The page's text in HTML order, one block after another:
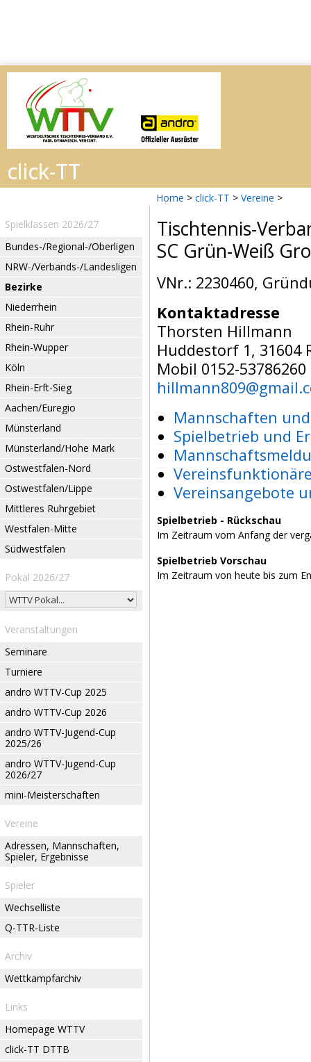
Home > click-TT > Vereine >
Spielklassen 2026/27
Bundes-/Regional-/Oberligen
NRW-/Verbands-/Landesligen
Bezirke
Niederrhein
Rhein-Ruhr
Rhein-Wupper
Köln
Rhein-Erft-Sieg
Aachen/Euregio
Münsterland
Münsterland/Hohe Mark
Ostwestfalen-Nord
Ostwestfalen/Lippe
Mittleres Ruhrgebiet
Westfalen-Mitte
Südwestfalen
Pokal 2026/27
Veranstaltungen
Seminare
Turniere
andro WTTV-Cup 2025
andro WTTV-Cup 2026
andro WTTV-Jugend-Cup
2025/26
andro WTTV-Jugend-Cup
2026/27
mini-Meisterschaften
Vereine
Adressen, Mannschaften,
Spieler, Ergebnisse
Spieler
Wechselliste
Q-TTR-Liste
Archiv
Wettkampfarchiv
Links
Homepage WTTV
click-TT DTTB
Tischtennis-
SC Grün-Weiß
VNr.: 2230460,
Kontaktadresse
Thorsten Hillmann
Huddestorf 1, 31604
Mobil 0152-53786260
Mannschaften
Spielbetrieb und
Vereinsangebote
Spielbetrieb - Rückschau
Im Zeitraum vom Anfang der
Spielbetrieb Vorschau
Im Zeitraum von heute bis zum